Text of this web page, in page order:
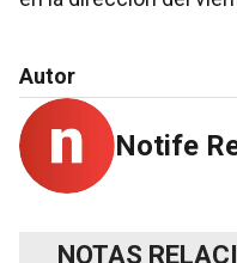
Autor
Notife
NOTAS